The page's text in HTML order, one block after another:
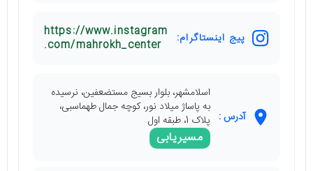
پیج اینستاگرام:
https://www.instagram
.com/mahrokh_center
آدرس :
اسلامشهر، بلوار بسیج مستضعفین، نرسیده
به پاساژ میلاد نور، کوچه جمال طهماسبی،
پلاک 1، طبقه اول
مسیریابی